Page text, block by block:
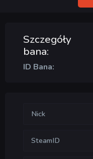
Szczegóły
bana:
ID Bana:
Nick
SteamID